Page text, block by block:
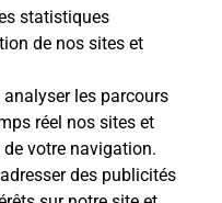
statistiques
de nos sites et
analyser les parcours
réel nos sites et
votre navigation.
des publicités
vendredi